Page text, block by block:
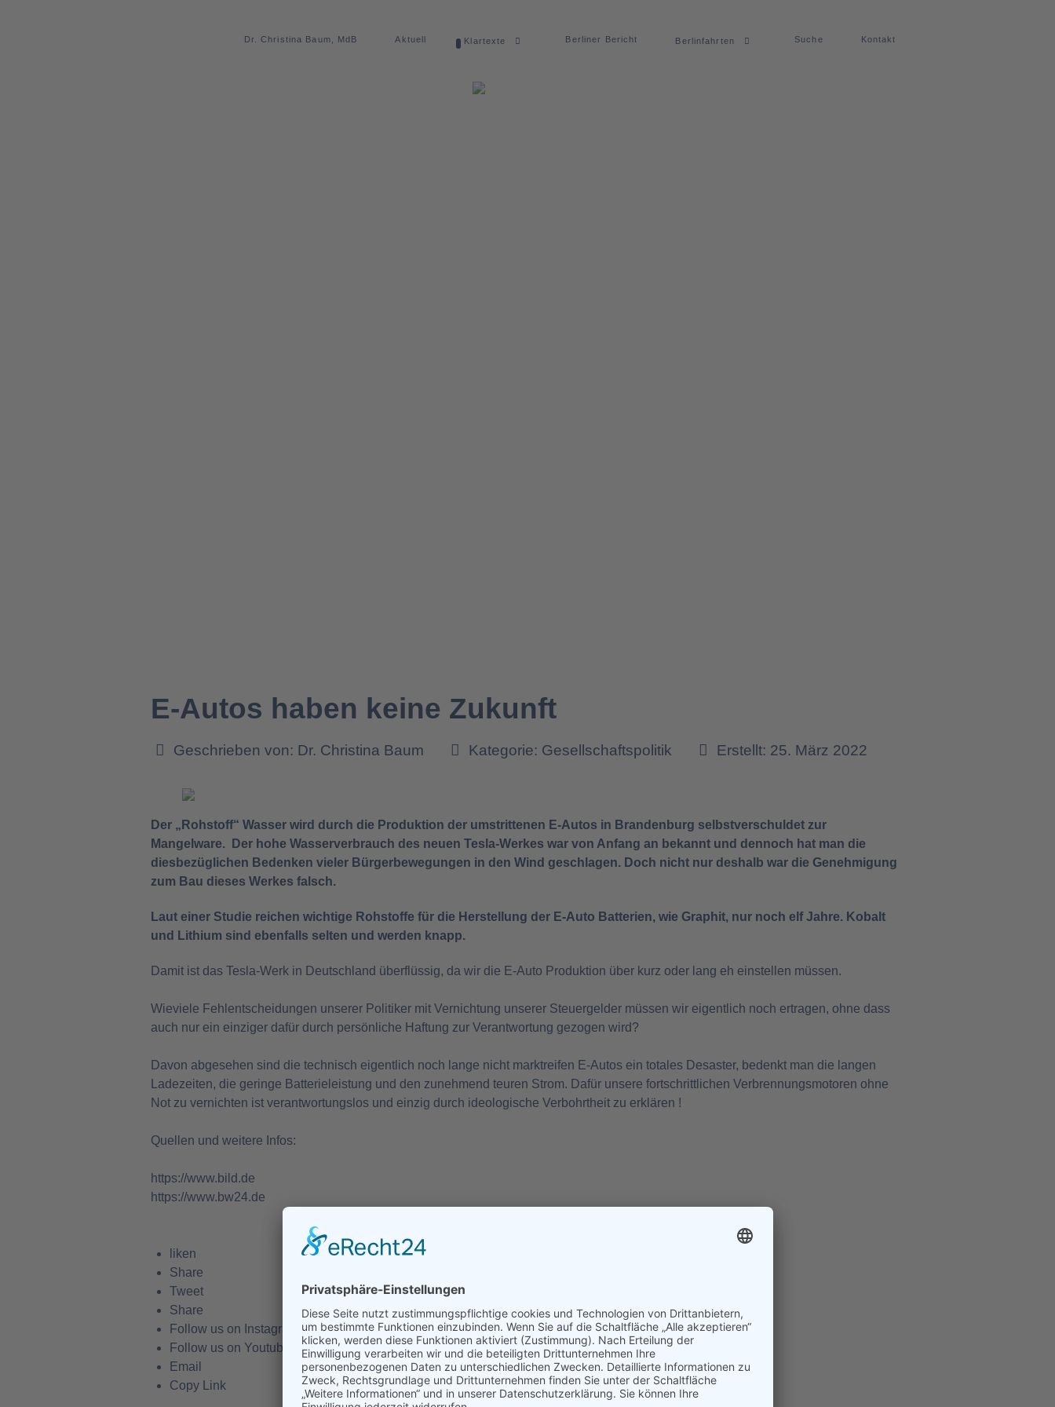
Dr. Christina Baum, MdB Aktuell Klartexte Berliner Bericht Berlinfahrten Suche Kontakt
E-Autos haben keine Zukunft
Geschrieben von: Dr. Christina Baum Kategorie: Gesellschaftspolitik Erstellt: 25. März 2022
Der „Rohstoff“ Wasser wird durch die Produktion der umstrittenen E-Autos in Brandenburg selbstverschuldet zur
Mangelware. Der hohe Wasserverbrauch des neuen Tesla-Werkes war von Anfang an bekannt und dennoch hat man die
diesbezüglichen Bedenken vieler Bürgerbewegungen in den Wind geschlagen. Doch nicht nur deshalb war die Genehmigung
zum Bau dieses Werkes falsch.
Laut einer Studie reichen wichtige Rohstoffe für die Herstellung der E-Auto Batterien, wie Graphit, nur noch elf Jahre. Kobalt
und Lithium sind ebenfalls selten und werden knapp.
Damit ist das Tesla-Werk in Deutschland überflüssig, da wir die E-Auto Produktion über kurz oder lang eh einstellen müssen.
Wieviele Fehlentscheidungen unserer Politiker mit Vernichtung unserer Steuergelder müssen wir eigentlich noch ertragen, ohne dass
auch nur ein einziger dafür durch persönliche Haftung zur Verantwortung gezogen wird?
Davon abgesehen sind die technisch eigentlich noch lange nicht marktreifen E-Autos ein totales Desaster, bedenkt man die langen
Ladezeiten, die geringe Batterieleistung und den zunehmend teuren Strom. Dafür unsere fortschrittlichen Verbrennungsmotoren ohne
Not zu vernichten ist verantwortungslos und einzig durch ideologische Verbohrtheit zu erklären !
Quellen und weitere Infos:
https://www.bild.de
https://www.bw24.de
liken
Share
Tweet
Share
Follow us on Instagram
Follow us on Youtube
Email
Copy Link